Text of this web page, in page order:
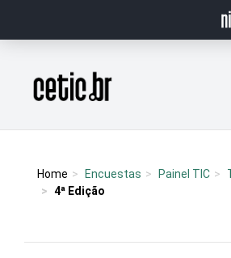
Página inicial
Home Encuestas Painel TIC
4ª Edição